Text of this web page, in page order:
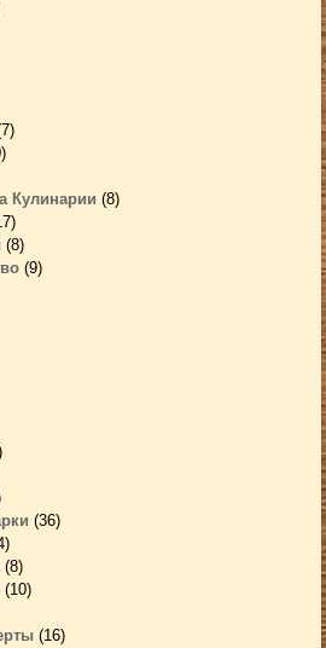
Кулинарии (8)
(8)
(9)
(36)
(8)
(10)
(16)